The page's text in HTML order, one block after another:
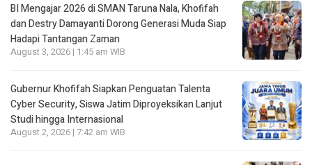
BI Mengajar 2026 di SMAN Taruna Nala, Khofifah
dan Destry Damayanti Dorong Generasi Muda Siap
Hadapi Tantangan Zaman
August 3, 2026 | 1:45 am WIB
Gubernur Khofifah Siapkan Penguatan Talenta
Cyber Security, Siswa Jatim Diproyeksikan Lanjut
Studi hingga Internasional
August 2, 2026 | 7:42 am WIB